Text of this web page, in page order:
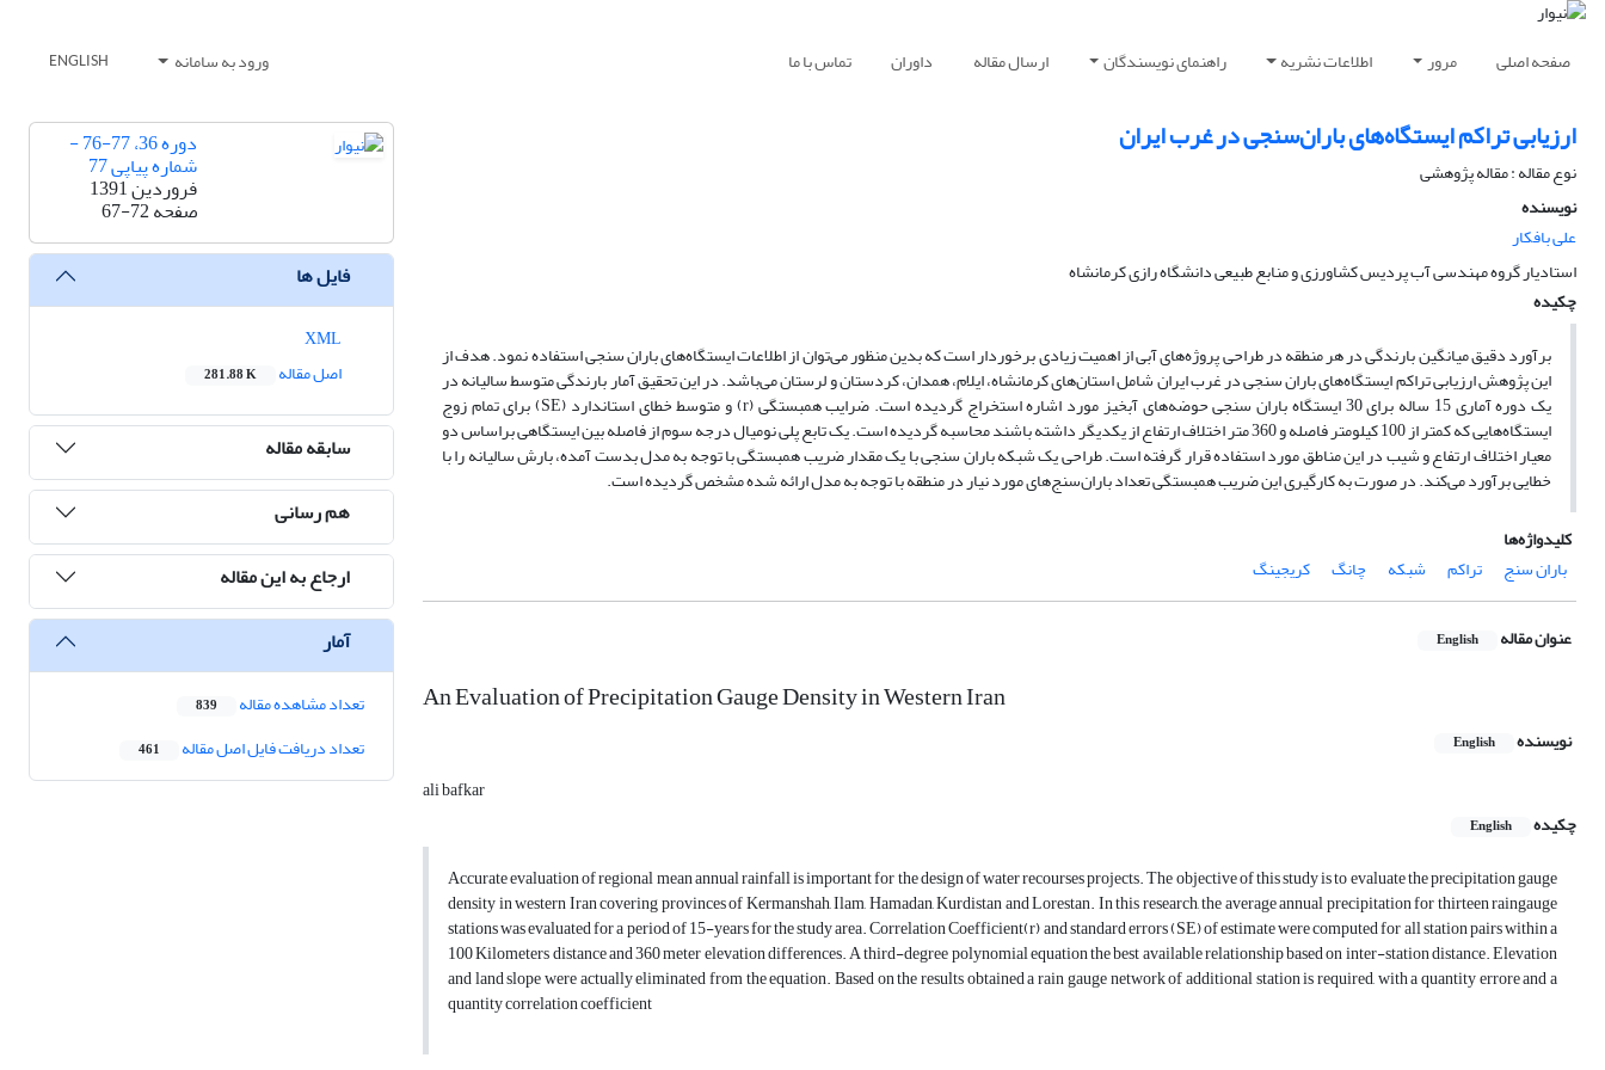
صفحه اصلی مرور اطلاعات نشریه راهنمای نویسندگان ارسال مقاله داوران تماس با ما ورود به سامانه ENGLISH
ارزیابی تراکم ایستگاه‌های باران‌سنجی در غرب ایران
نوع مقاله : مقاله پژوهشی
نویسنده
علی بافکار
استادیار گروه مهندسی آب پردیس کشاورزی و منابع طبیعی دانشگاه رازی کرمانشاه
چکیده
برآورد دقیق میانگین بارندگی در هر منطقه در طراحی پروژه‌های آبی از اهمیت زیادی برخوردار است که بدین منظور می‌توان از اطلاعات ایستگاه‌های باران سنجی استفاده نمود. هدف از
این پژوهش ارزیابی تراکم ایستگاه‌های باران سنجی در غرب ایران شامل استان‌های کرمانشاه، ایلام، همدان، کردستان و لرستان می‌باشد. در این تحقیق آمار بارندگی متوسط سالیانه در
یک دوره آماری 15 ساله برای 30 ایستگاه باران سنجی حوضه‌های آبخیز مورد اشاره استخراج گردیده است. ضرایب همبستگی (r) و متوسط خطای استاندارد (SE) برای تمام زوج
ایستگاه‌هایی که کمتر از 100 کیلومتر فاصله و 360 متر اختلاف ارتفاع از یکدیگر داشته باشند محاسبه گردیده است. یک تابع پلی نومیال درجه سوم از فاصله بین ایستگاهی براساس دو
معیار اختلاف ارتفاع و شیب در این مناطق مورد استفاده قرار گرفته است. طراحی یک شبکه باران سنجی با یک مقدار ضریب همبستگی با توجه به مدل بدست آمده، بارش سالیانه را با
خطایی برآورد می‌کند. در صورت به کارگیری این ضریب همبستگی تعداد باران‌سنج‌های مورد نیار در منطقه با توجه به مدل ارائه شده مشخص گردیده است.
کلیدواژه‌ها
باران سنج
تراکم شبکه چانگ کریجینگ
عنوان مقاله English
An Evaluation of Precipitation Gauge Density in Western Iran
نویسنده English
ali bafkar
چکیده
English
Accurate evaluation of regional mean annual rainfall is important for the design of water recourses projects. The objective of this study is to evaluate the precipitation gauge
density in western Iran covering provinces of Kermanshah, Ilam, Hamadan, Kurdistan and Lorestan. In this research, the average annual precipitation for thirteen raingauge
stations was evaluated for a period of 15-years for the study area. Correlation Coefficient(r) and standard errors (SE) of estimate were computed for all station pairs within a
100 Kilometers distance and 360 meter elevation differences. A third-degree polynomial equation the best available relationship based on inter-station distance. Elevation
and land slope were actually eliminated from the equation. Based on the results obtained a rain gauge network of additional station is required, with a quantity errore and a
quantity correlation coefficient
دوره 36، 77-76 -
شماره پیاپی 77
فروردین 1391
صفحه67-72
فایل ها
اصل مقاله
281.88 K
سابقه مقاله
هم رسانی
ارجاع به این مقاله
آمار
تعداد مشاهده مقاله 839
تعداد دریافت فایل اصل مقاله 461